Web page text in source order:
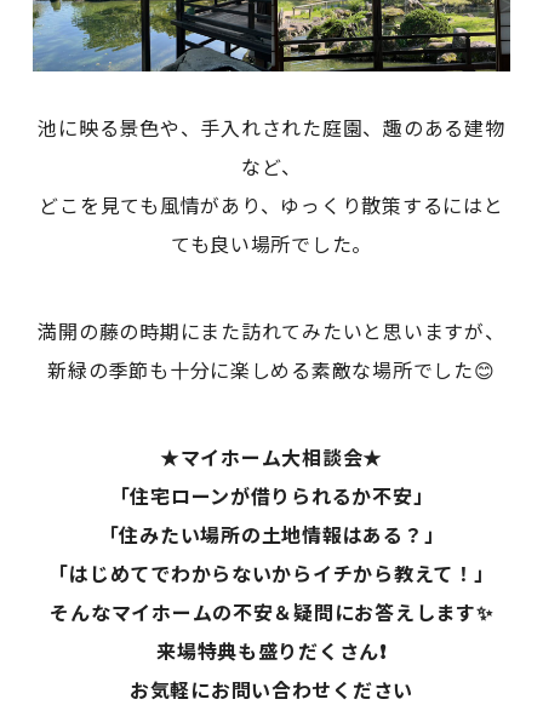
池に映る景色や、手入れされた庭園、趣のある建物
など、
どこを見ても風情があり、ゆっくり散策するにはと
ても良い場所でした。
満開の藤の時期にまた訪れてみたいと思いますが、
新緑の季節も十分に楽しめる素敵な場所でした😊
★マイホーム大相談会★
「住宅ローンが借りられるか不安」
「住みたい場所の土地情報はある？」
「はじめてでわからないからイチから教えて！」
そんなマイホームの不安＆疑問にお答えします✨
来場特典も盛りだくさん❗
お気軽にお問い合わせください